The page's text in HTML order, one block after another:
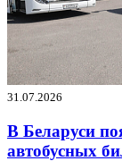
31.07.2026
В Беларуси
автобусных